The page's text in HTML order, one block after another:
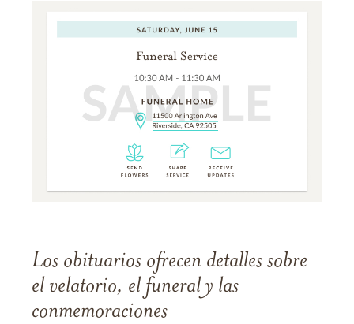
Los obituarios ofrecen detalles sobre
el velatorio, el funeral y las
conmemoraciones